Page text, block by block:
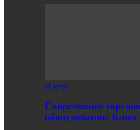
В мире
Современное
оборудование: Ключ